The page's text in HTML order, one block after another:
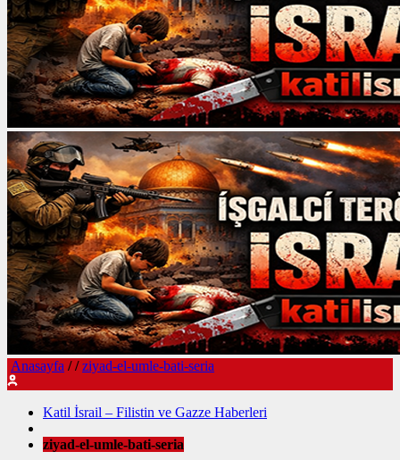
Anasayfa / / ziyad-el-umle-bati-seria
Katil İsrail – Filistin ve Gazze Haberleri
ziyad-el-umle-bati-seria